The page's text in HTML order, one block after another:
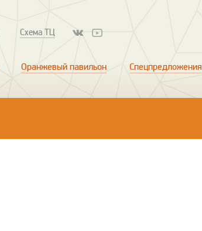
Схема ТЦ
Оранжевый павильон Спецпредложения